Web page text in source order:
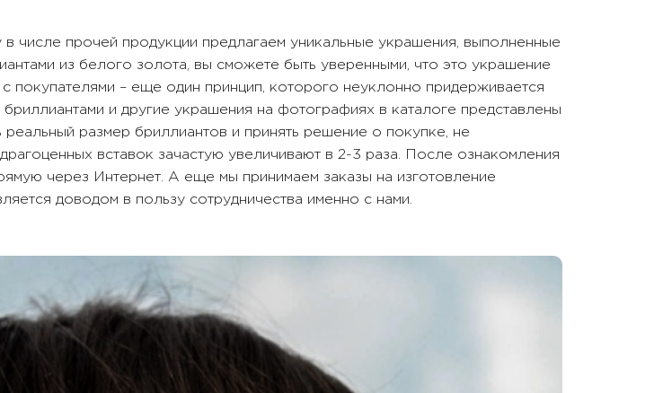
числе прочей продукции предлагаем уникальные украшения, выполненные
из белого золота, вы сможете быть уверенными, что это украшение
покупателями – еще один принцип, которого неуклонно придерживается
и другие украшения на фотографиях в каталоге представлены
размер бриллиантов и принять решение о покупке, не
вставок зачастую увеличивают в 2-3 раза. После ознакомления
через Интернет. А еще мы принимаем заказы на изготовление
доводом в пользу сотрудничества именно с нами.